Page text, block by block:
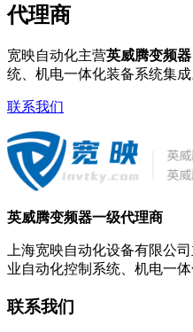
代理商
宽映自动化主营英威腾变频器
统、机电一体化装备系统集成
联系我们
英威腾变频器一级代理商
上海宽映自动化设备有限公
业自动化控制系统、机电一体
联系我们